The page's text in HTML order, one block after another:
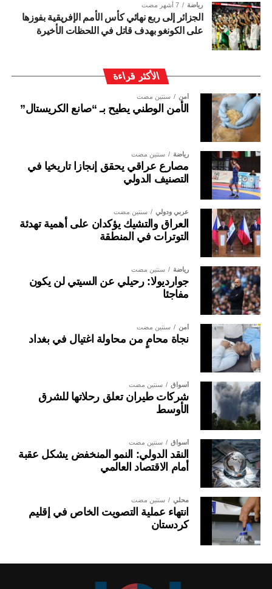
رياضة 7 أشهر مضت
الجزائر إلى ربع نهائي كأس الأمم الإفريقية بفوزها
على الكونغو بهدف قاتل في اللحظات الأخيرة
الأكثر قراءة
أمن سنتين مضت
الأمن الوطني يطيح بـ “صانع الكريستال”
رياضة سنتين مضت
مصارع عراقي يحقق إنجازا تاريخيا في
التصنيف الدولي
عربي ودولي سنتين مضت
العراق والتشيك يؤكدان على أهمية تهدئة
التوترات في المنطقة
رياضة سنتين مضت
جوارديولا: رحيلي عن السيتي لن يكون
مفاجئا
أمن سنتين مضت
نجاة محامٍ من محاولة اغتيال في بغداد
أسواق سنتين مضت
شركات طيران تعلق رحلاتها للشرق
الأوسط
أسواق سنتين مضت
النقد الدولي: النمو المنخفض يشكل عقبة
أمام الاقتصاد العالمي
محلي سنتين مضت
انتهاء عملية التصويت الخاص في إقليم
كردستان